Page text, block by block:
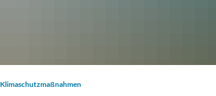
Klimaschutzmaßnahmen